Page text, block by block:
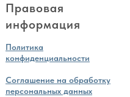
Правовая
информация
Политика
конфиденциальности
Соглашение на обработку
персональных данных